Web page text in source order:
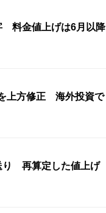
料金値上げは6月以降
上方修正 海外投資で
り 再算定した値上げ